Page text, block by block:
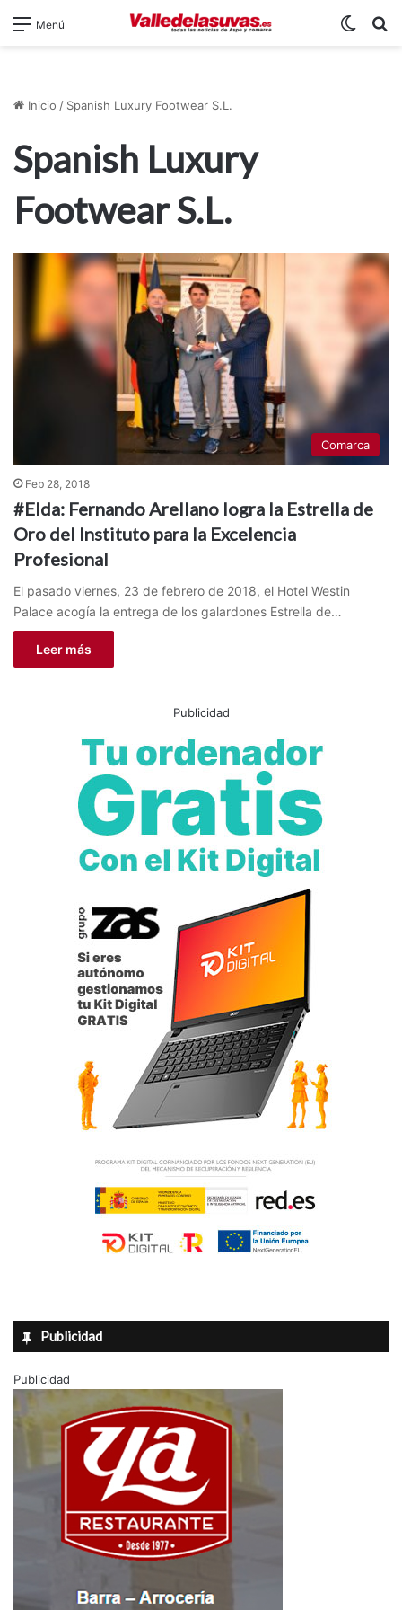
Menú
Inicio / Spanish Luxury Footwear S.L.
Spanish Luxury
Footwear S.L.
Comarca
Feb 28, 2018
#Elda: Fernando Arellano logra la Estrella de
Oro del Instituto para la Excelencia
Profesional
El pasado viernes, 23 de febrero de 2018, el Hotel Westin
Palace acogía la entrega de los galardones Estrella de…
Leer más
Publicidad
Publicidad
Publicidad